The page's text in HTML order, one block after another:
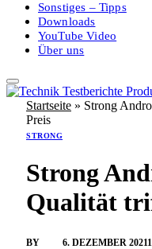
Sonstiges – Tipps
Downloads
YouTube Video
Über uns
Startseite » Strong
Preis
STRONG
Strong
Qualität
BY 6. DEZEMBER 2021